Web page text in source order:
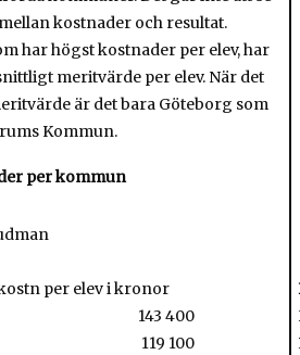
kostnader och resultat.
har högst kostnader per elev, har
meritvärde per elev. När det
är det bara Göteborg som
Kommun.
per kommun
per elev i kronor
143 400
119 100